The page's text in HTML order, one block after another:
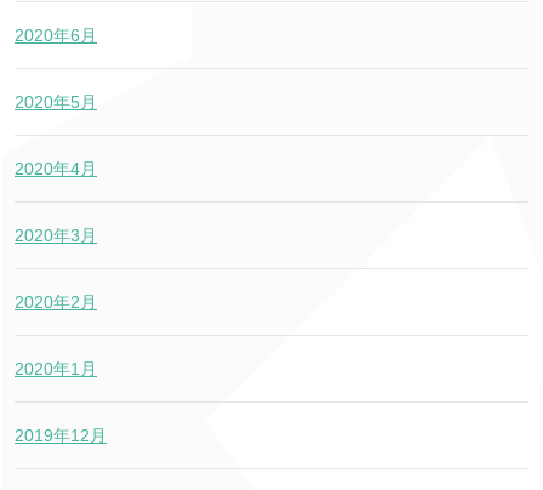
2020年6月
2020年5月
2020年4月
2020年3月
2020年2月
2020年1月
2019年12月